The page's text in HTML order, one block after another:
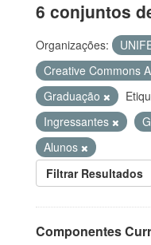
6 conjuntos
Organizações:
Creative Commons
Graduação
Ingressantes
Alunos
Filtrar Resultados
Componentes